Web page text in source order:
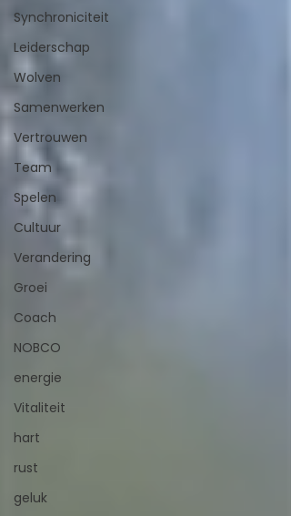
Synchroniciteit
Leiderschap
Wolven
Samenwerken
Vertrouwen
Team
Spelen
Cultuur
Verandering
Groei
Coach
NOBCO
energie
Vitaliteit
hart
rust
geluk